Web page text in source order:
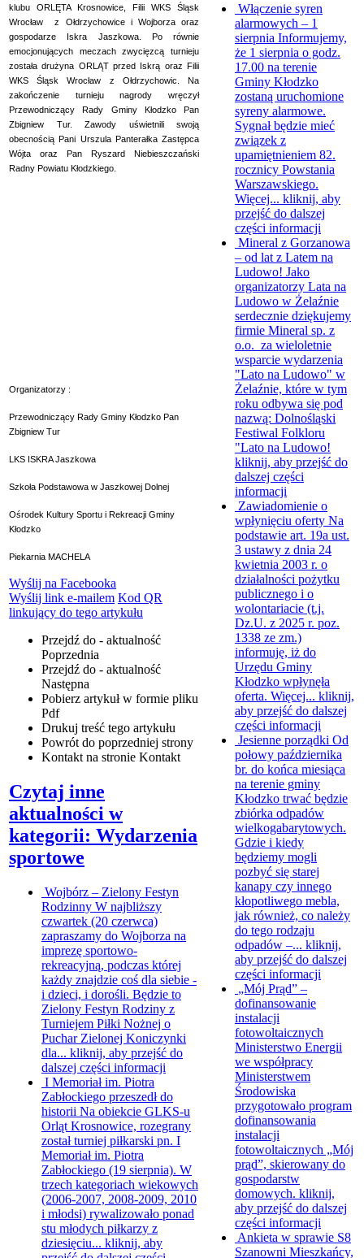
klubu ORLĘTA Krosnowice, Filii WKS Śląsk
Wrocław z Ołdrzychowice i Wojborza oraz
gospodarze Iskra Jaszkowa. Po równie
emocjonujących meczach zwycięzcą turnieju
została drużyna ORLĄT przed Iskrą oraz Filii
WKS Śląsk Wrocław z Ołdrzychowic. Na
zakończenie turnieju nagrody wręczył
Przewodniczący Rady Gminy Kłodzko Pan
Zbigniew Tur. Zawody uświetnili swoją
obecnością Pani Urszula Panterałka Zastępca
Wójta oraz Pan Ryszard Niebieszczański
Radny Powiatu Kłodzkiego.
Organizatorzy :
Przewodniczący Rady Gminy Kłodzko Pan
Zbigniew Tur
LKS ISKRA Jaszkowa
Szkoła Podstawowa w Jaszkowej Dolnej
Ośrodek Kultury Sportu i Rekreacji Gminy
Kłodzko
Piekarnia MACHELA
Wyślij na Facebooka
Wyślij link e-mailem Kod QR
linkujący do tego artykułu
Przejdź do - aktualność
Poprzednia
Przejdź do - aktualność
Następna
Pobierz artykuł w formie pliku
Pdf
Drukuj treść tego artykułu
Powrót do poprzedniej strony
Kontakt na stronie Kontakt
Czytaj inne
aktualności w
kategorii: Wydarzenia
sportowe
Wojbórz – Zielony Festyn
Rodzinny W najbliższy
czwartek (20 czerwca)
zapraszamy do Wojborza na
imprezę sportowo-
rekreacyjną, podczas której
każdy znajdzie coś dla siebie -
i dzieci, i dorośli. Będzie to
Zielony Festyn Rodziny z
Turniejem Piłki Nożnej o
Puchar Zielonej Koniczynki
dla... kliknij, aby przejść do
dalszej części informacji
I Memoriał im. Piotra
Zabłockiego przeszedł do
historii Na obiekcie GLKS-u
Orląt Krosnowice, rozegrany
został turniej piłkarski pn. I
Memoriał im. Piotra
Zabłockiego (19 sierpnia). W
trzech kategoriach wiekowych
(2006-2007, 2008-2009, 2010
i młodsi) rywalizowało ponad
stu młodych piłkarzy z
dziesięciu... kliknij, aby
Włączenie syren
alarmowych – 1
sierpnia Informujemy,
że 1 sierpnia o godz.
17.00 na terenie
Gminy Kłodzko
zostaną uruchomione
syreny alarmowe.
Sygnał będzie mieć
związek z
upamiętnieniem 82.
rocznicy Powstania
Warszawskiego.
Więcej... kliknij, aby
przejść do dalszej
części informacji
Mineral z Gorzanowa
– od lat z Latem na
Ludowo! Jako
organizatorzy Lata na
Ludowo w Żelaźnie
serdecznie dziękujemy
firmie Mineral sp. z
o.o. za wieloletnie
wsparcie wydarzenia
"Lato na Ludowo" w
Żelaźnie, które w tym
roku odbywa się pod
nazwą: Dolnośląski
Festiwal Folkloru
"Lato na Ludowo!
kliknij, aby przejść do
dalszej części
informacji
Zawiadomienie o
wpłynięciu oferty Na
podstawie art. 19a ust.
3 ustawy z dnia 24
kwietnia 2003 r. o
działalności pożytku
publicznego i o
wolontariacie (t.j.
Dz.U. z 2025 r. poz.
1338 ze zm.)
informuję, iż do
Urzędu Gminy
Kłodzko wpłynęła
oferta. Więcej... kliknij,
aby przejść do dalszej
części informacji
Jesienne porządki Od
połowy października
br. do końca miesiąca
na terenie gminy
Kłodzko trwać będzie
zbiórka odpadów
wielkogabarytowych.
Gdzie i kiedy
będziemy mogli
pozbyć się starej
kanapy czy innego
kłopotliwego mebla,
jak również, co należy
do tego rodzaju
odpadów –... kliknij,
aby przejść do dalszej
części informacji
„Mój Prąd” –
dofinansowanie
instalacji
fotowoltaicznych
Ministerstwo Energii
we współpracy
Ministerstwem
Środowiska
przygotowało program
dofinansowania
instalacji
fotowoltaicznych „Mój
prąd”, skierowany do
gospodarstw
domowych. kliknij,
aby przejść do dalszej
części informacji
Ankieta w sprawie S8
Szanowni Mieszkańcy,